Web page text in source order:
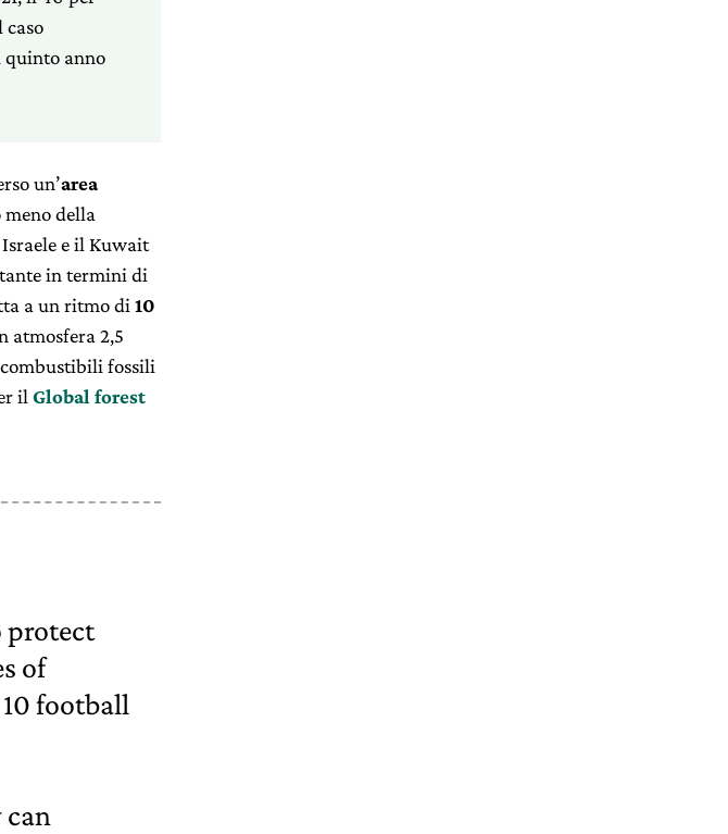
caso
quinto anno
un’area
meno della
e il Kuwait
in termini di
a un ritmo di 10
atmosfera 2,5
fossili
il Global forest
protect
of
football